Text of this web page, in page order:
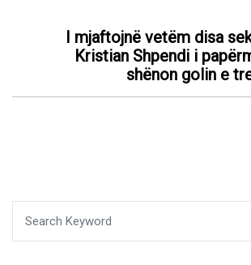
I mjaftojnë vetëm disa
Kristian Shpendi i
shënon golin e